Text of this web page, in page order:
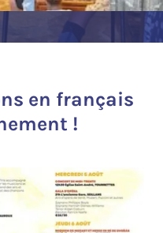
en français
!